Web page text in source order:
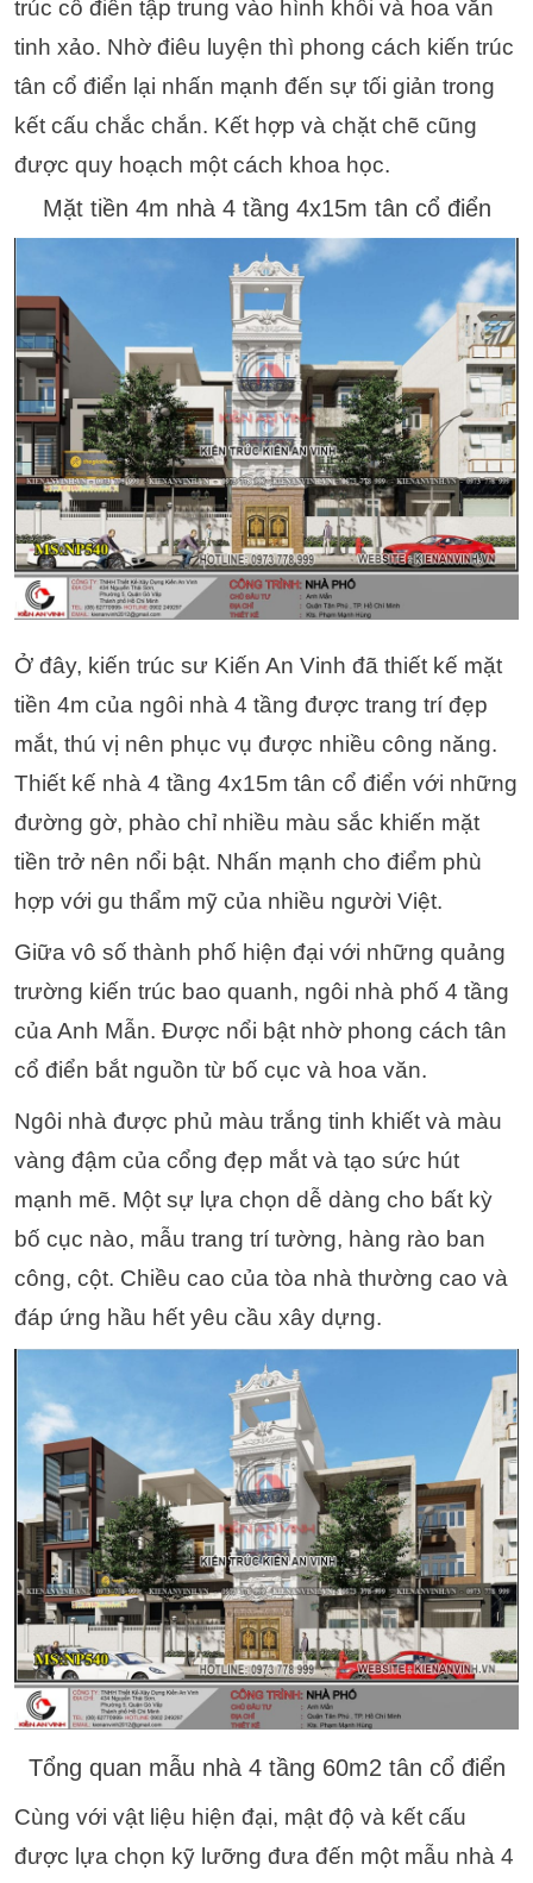
trúc cổ điển tập trung vào hình khối và hoa văn
tinh xảo. Nhờ điêu luyện thì phong cách kiến ​​trúc
tân cổ điển lại nhấn mạnh đến sự tối giản trong
kết cấu chắc chắn. Kết hợp và chặt chẽ cũng
được quy hoạch một cách khoa học.
Mặt tiền 4m nhà 4 tầng 4x15m tân cổ điển
Ở đây, kiến trúc sư Kiến An Vinh đã thiết kế mặt
tiền 4m của ngôi nhà 4 tầng được trang trí đẹp
mắt, thú vị nên phục vụ được nhiều công năng.
Thiết kế nhà 4 tầng 4x15m tân cổ điển với những
đường gờ, phào chỉ nhiều màu sắc khiến mặt
tiền trở nên nổi bật. Nhấn mạnh cho điểm phù
hợp với gu thẩm mỹ của nhiều người Việt.
Giữa vô số thành phố hiện đại với những quảng
trường kiến ​​trúc bao quanh, ngôi nhà phố 4 tầng
của Anh Mẫn. Được nổi bật nhờ phong cách tân
cổ điển bắt nguồn từ bố cục và hoa văn.
Ngôi nhà được phủ màu trắng tinh khiết và màu
vàng đậm của cổng đẹp mắt và tạo sức hút
mạnh mẽ. Một sự lựa chọn dễ dàng cho bất kỳ
bố cục nào, mẫu trang trí tường, hàng rào ban
công, cột. Chiều cao của tòa nhà thường cao và
đáp ứng hầu hết yêu cầu xây dựng.
Tổng quan mẫu nhà 4 tầng 60m2 tân cổ điển
Cùng với vật liệu hiện đại, mật độ và kết cấu
được lựa chọn kỹ lưỡng đưa đến một mẫu nhà 4